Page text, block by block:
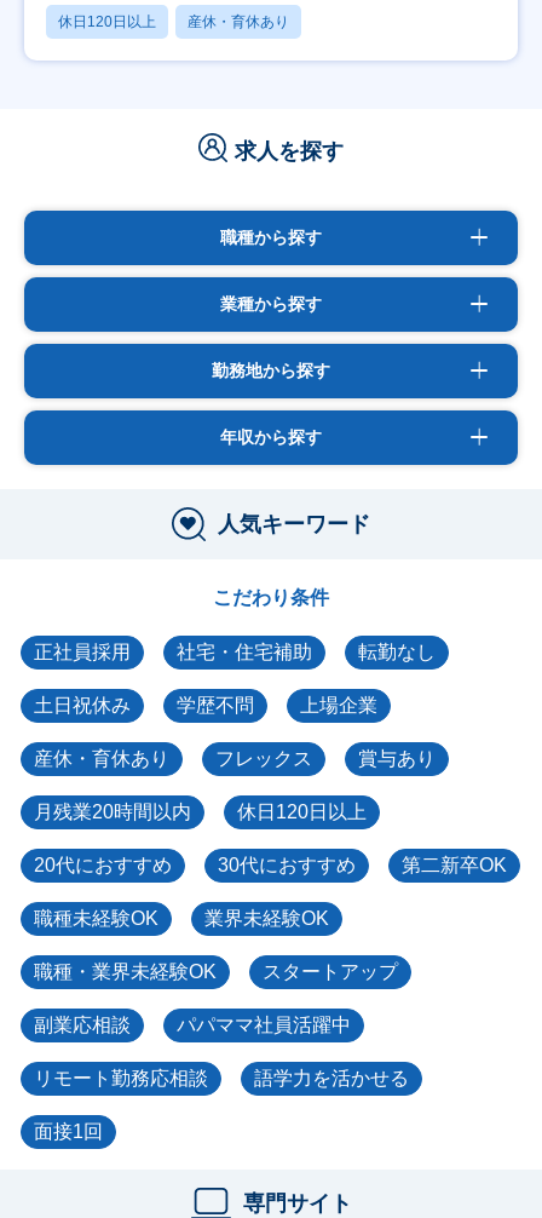
休日120日以上 産休・育休あり
求人を探す
職種から探す
業種から探す
勤務地から探す
年収から探す
人気キーワード
こだわり条件
正社員採用 社宅・住宅補助 転勤なし
土日祝休み 学歴不問 上場企業
産休・育休あり フレックス 賞与あり
月残業20時間以内 休日120日以上
20代におすすめ 30代におすすめ 第二新卒OK
職種未経験OK 業界未経験OK
職種・業界未経験OK スタートアップ
副業応相談 パパママ社員活躍中
リモート勤務応相談 語学力を活かせる
面接1回
専門サイト